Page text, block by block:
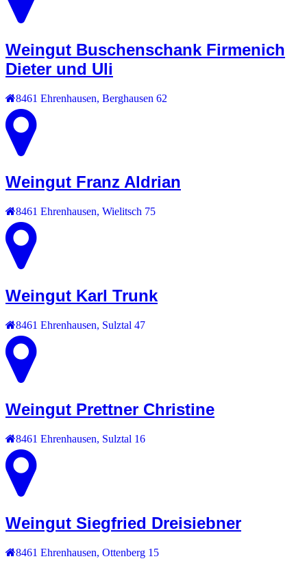
Weingut Buschenschank Firmenich
Dieter und Uli
8461 Ehrenhausen Berghausen 62
Weingut Franz Aldrian
8461 Ehrenhausen, Wielitsch 75
Weingut Karl Trunk
8461 Ehrenhausen Sulztal 47
Weingut Prettner Christine
8461 Ehrenhausen Sulztal 16
Weingut Siegfried Dreisiebner
8461 Ehrenhausen Ottenberg 15